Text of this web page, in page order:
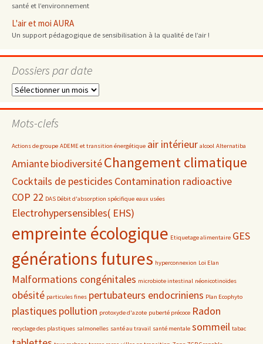
santé et l’environnement
L'air et moi AURA
Un support pédagogique de sensibilisation à la qualité de l’air !
Dossiers par date
Dossiers
date
Mots-clefs
Actions de groupe ADEME et transition énergétique air intérieur alcool Alternatiba
AmiantebiodiversitéChangement climatique
Cocktails de pesticides Contamination radioactive
COP 22 DAS Débit d'absorption spécifique eaux usées
Electrohypersensibles( EHS)
empreinte écologique Etiquetage alimentaire GES
générations futures hyperconnexion Loi Elan
Malformations congénitales microbiote intestinal néonicotinoïdes
obésité particules fines pertubateurs endocriniens Plan Ecophyto
plastiques pollution protoxyde d'azote puberté précoce Radon
recyclage des plastiques salmonelles santé au travail santé mentale sommeil tabac